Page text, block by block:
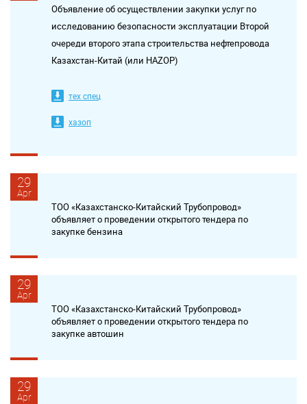
Объявление об осуществлении закупки услуг по
исследованию безопасности эксплуатации Второй
очереди второго этапа строительства нефтепровода
Казахстан-Китай (или HAZOP)
тех спец
хазоп
29
Apr
ТОО «Казахстанско-Китайский Трубопровод»
объявляет о проведении открытого тендера по
закупке бензина
29
Apr
ТОО «Казахстанско-Китайский Трубопровод»
объявляет о проведении открытого тендера по
закупке автошин
29
Apr